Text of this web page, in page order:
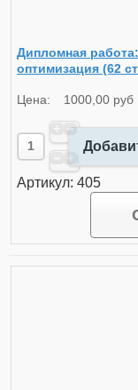
Дипломная
оптимизация (62
Цена: 1000,00 руб
Артикул: 405